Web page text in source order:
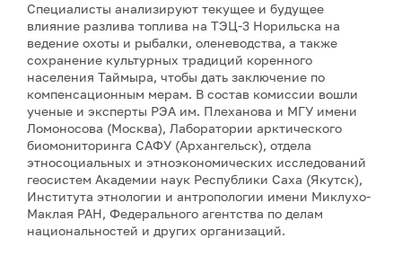
Специалисты анализируют текущее и будущее
влияние разлива топлива на ТЭЦ-3 Норильска на
ведение охоты и рыбалки, оленеводства, а также
сохранение культурных традиций коренного
населения Таймыра, чтобы дать заключение по
компенсационным мерам. В состав комиссии вошли
ученые и эксперты РЭА им. Плеханова и МГУ имени
Ломоносова (Москва), Лаборатории арктического
биомониторинга САФУ (Архангельск), отдела
этносоциальных и этноэкономических исследований
геосистем Академии наук Республики Саха (Якутск),
Института этнологии и антропологии имени Миклухо-
Маклая РАН, Федерального агентства по делам
национальностей и других организаций.